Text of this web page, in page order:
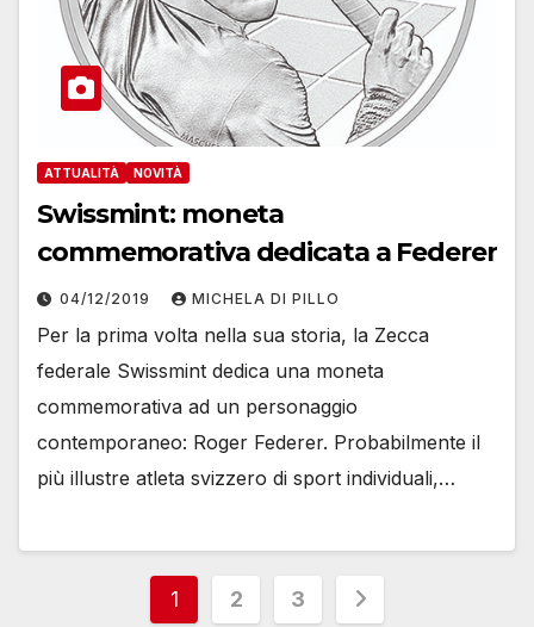
ATTUALITÀ NOVITÀ
Swissmint: moneta
commemorativa dedicata a Federer
04/12/2019 MICHELA DI PILLO
Per la prima volta nella sua storia, la Zecca
federale Swissmint dedica una moneta
commemorativa ad un personaggio
contemporaneo: Roger Federer. Probabilmente il
più illustre atleta svizzero di sport individuali,…
Paginazione
1 2 3